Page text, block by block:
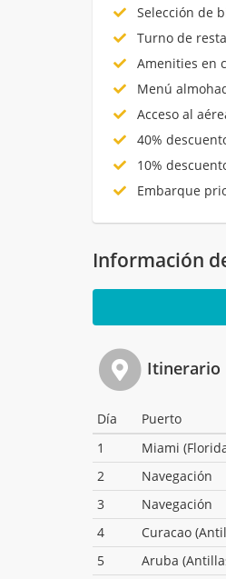
Selección de
Turno de
Amenities en
Menú
Acceso al
40%
10%
Embarque
Información
Itinerario
Día Puerto
1
Miami
2
Navegación
3
Navegación
4
Curacao
5
Aruba